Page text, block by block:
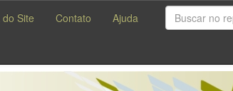
Site Contato Ajuda